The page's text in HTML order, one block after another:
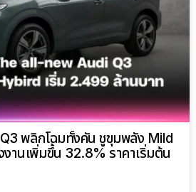
พลิกโฉมทั้งคัน ชูขุมพลัง Mild
านเพิ่มขึ้น 32.8% ราคาเริ่มต้น